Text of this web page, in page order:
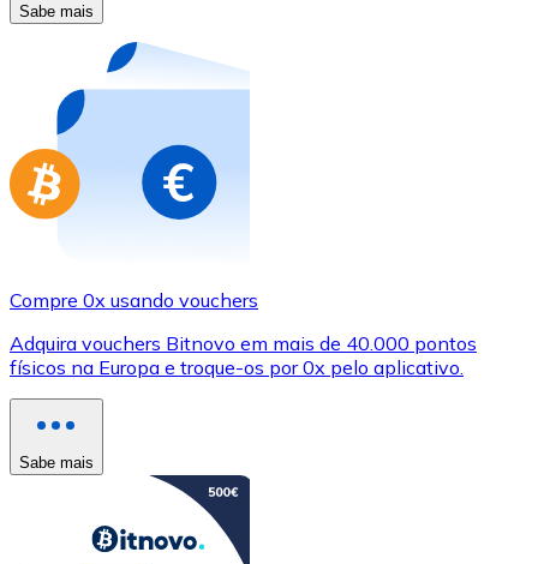
Loja - Cartões-presente
Compre cartões-presente das suas marcas favoritas
Ir para a loja de cartões-presente
Sabe mais
Compre 0x usando vouchers
Adquira vouchers Bitnovo em mais de 40.000 pontos
físicos na Europa e troque-os por 0x pelo aplicativo.
Sabe mais